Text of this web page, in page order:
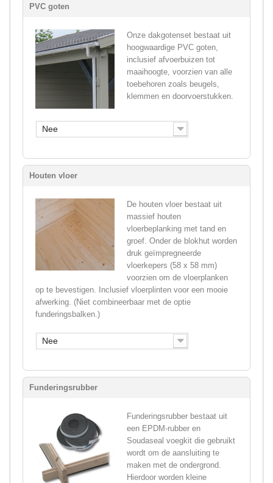
PVC goten
Onze dakgotenset bestaat uit
hoogwaardige PVC goten,
inclusief afvoerbuizen tot
maaihoogte, voorzien van alle
toebehoren zoals beugels,
klemmen en doorvoerstukken.
Nee
Houten vloer
De houten vloer bestaat uit
massief houten
vloerbeplanking met tand en
groef. Onder de blokhut worden
druk geïmpregneerde
vloerkepers (58 x 58 mm)
voorzien om de vloerplanken
op te bevestigen. Inclusief vloerplinten voor een mooie
afwerking. (Niet combineerbaar met de optie
funderingsbalken.)
Nee
Funderingsrubber
Funderingsrubber bestaat uit
een EPDM-rubber en
Soudaseal voegkit die gebruikt
wordt om de aansluiting te
maken met de ondergrond.
Hierdoor worden kleine